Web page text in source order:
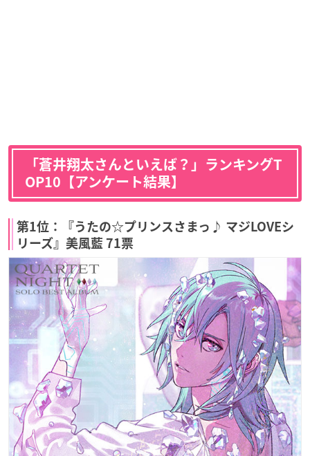
「蒼井翔太さんといえば？」ランキングT
OP10【アンケート結果】
第1位：『うたの☆プリンスさまっ♪ マジLOVEシ
リーズ』美風藍 71票